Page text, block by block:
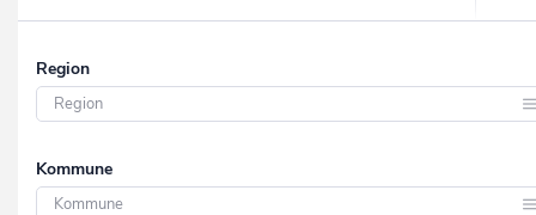
Identificer salgsklare kundeemner
Region
Region Midtjylland
Kommune